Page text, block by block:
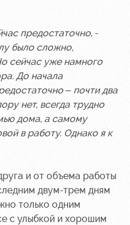
предостаточно, -
было сложно,
сейчас уже намного
До начала
– почти два
нет, всегда трудно
дома, а самому
в работу. Однако я к
и от объема работы
двум-трем дням
только одним
с улыбкой и хорошим